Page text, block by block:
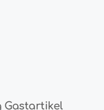
Gastartikel